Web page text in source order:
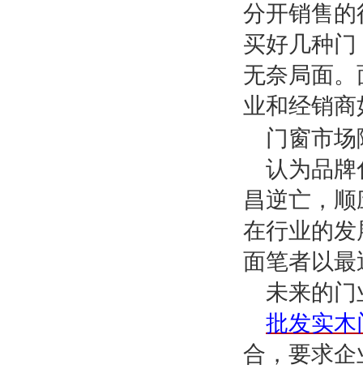
分开销售
买好几种
无奈局面
业和经销
门窗市
认为品牌
昌逆亡，
在行业的
面笔者以
未来的
批发实木
合，要求